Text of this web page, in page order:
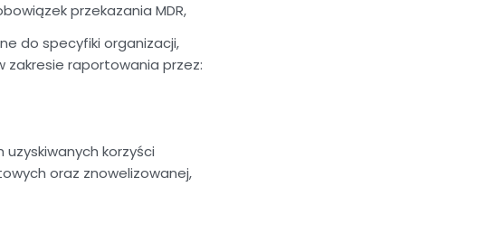
przekazania MDR,
do specyfiki organizacji,
zakresie raportowania przez:
korzyści
oraz znowelizowanej,